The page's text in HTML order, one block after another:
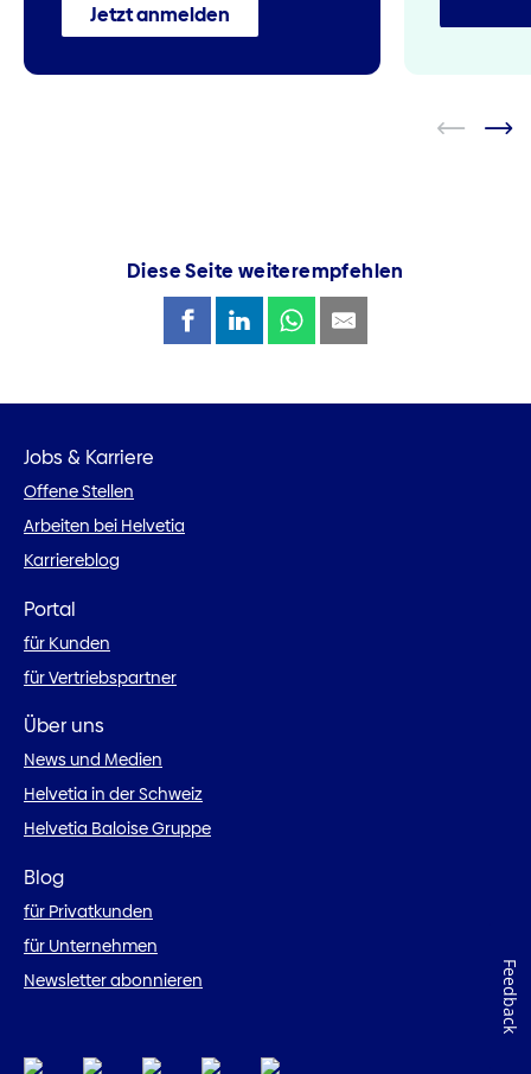
Jetzt anmelden
Diese Seite weiterempfehlen
Jobs & Karriere
Offene Stellen
Arbeiten bei Helvetia
Karriereblog
Portal
für Kunden
für Vertriebspartner
Über uns
News und Medien
Helvetia in der Schweiz
Helvetia Baloise Gruppe
Blog
für Privatkunden
für Unternehmen
Newsletter abonnieren
Feedback